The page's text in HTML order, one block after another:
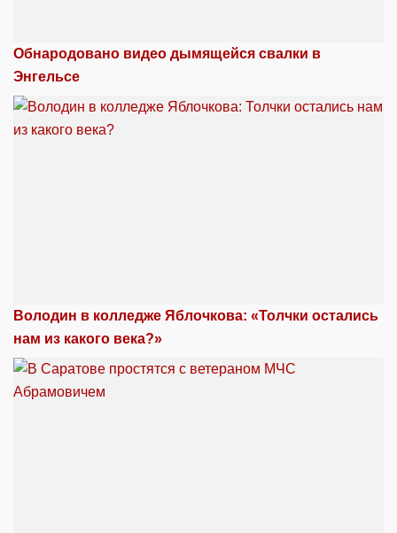
Обнародовано видео дымящейся свалки в
Энгельсе
Володин в колледже Яблочкова: «Толчки остались
нам из какого века?»